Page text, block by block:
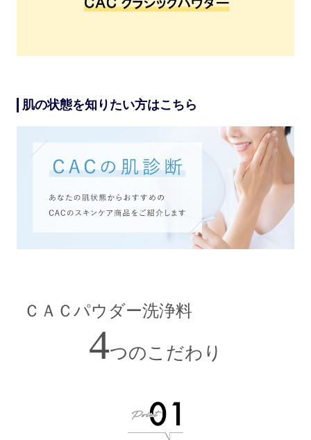
肌の状態を知りたい方はこちら
ＣＡＣパウダー洗浄料
4つのこだわり